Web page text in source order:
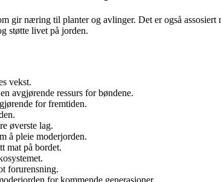
gir næring til planter og avlinger. Det er også
støtte livet på jorden.
vekst.
avgjørende ressurs for bøndene.
for fremtiden.
øverste lag.
å pleie moderjorden.
mat på bordet.
forurensning.
for kommende generasjoner.